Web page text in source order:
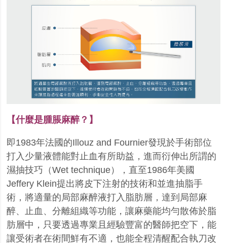
【什麼是腫脹麻醉？】
即1983年法國的Illouz and Fournier發現於手術部位
打入少量液體能對止血有所助益，進而衍伸出所謂的
濕抽技巧（Wet technique），直至1986年美國
Jeffery Klein提出將皮下注射的技術和並進抽脂手
術，將適量的局部麻醉液打入脂肪層，達到局部麻
醉、止血、分離組織等功能，讓麻藥能均勻散佈於脂
肪層中，只要透過專業且經驗豐富的醫師把空下，能
讓受術者在術間鮮有不適，也能全程清醒配合執刀改